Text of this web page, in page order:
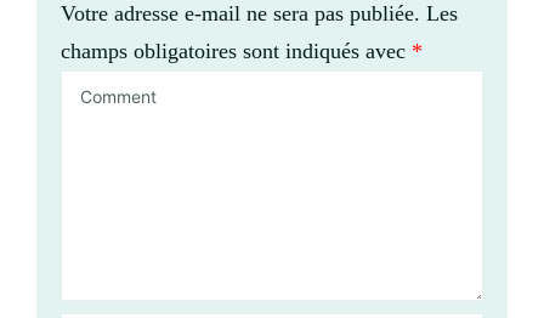
Votre adresse e-mail ne sera pas publiée. Les
champs obligatoires sont indiqués avec *